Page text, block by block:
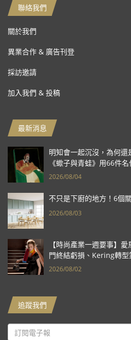
聯絡我們
關於我們
異業合作 & 廣告刊登
採訪邀請
加入我們 & 投稿
最新消息
明知會一起沉沒，為何
《蠍子與青蛙》用66件
2026/08/04
不只是下廚的地方！6個
2026/08/03
【時尚產業一週要事】
門終結虧損、Kering轉
報亮眼
2026/08/02
追蹤我們